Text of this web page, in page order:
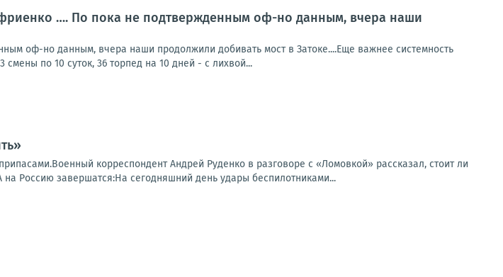
…. По пока не подтвержденным оф-но данным, вчера наши
оф-но данным, вчера наши продолжили добивать мост в Затоке....Еще важнее системность
по 10 суток, 36 торпед на 10 дней - с лихвой...
корреспондент Андрей Руденко в разговоре с «Ломовкой» рассказал, стоит ли
Россию завершатся:На сегодняшний день удары беспилотниками...